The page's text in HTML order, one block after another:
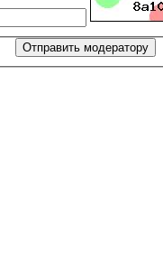
Отправить модератору